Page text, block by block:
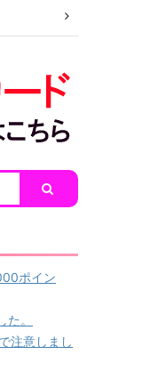
ポイン
。
注意しまし